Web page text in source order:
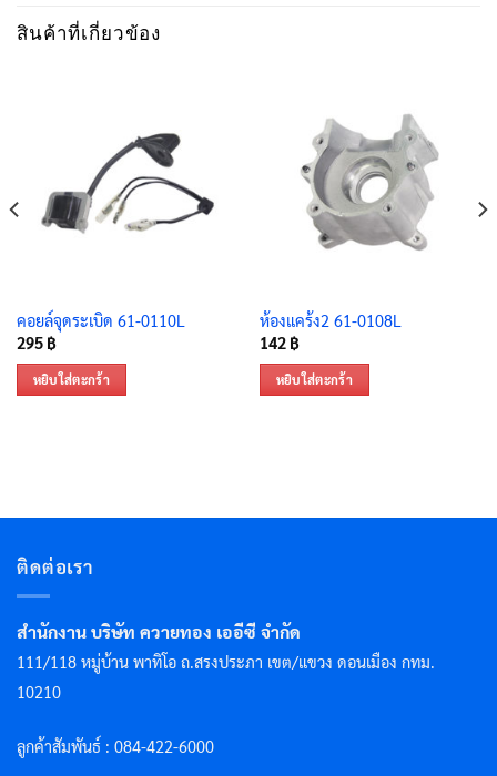
สินค้าที่เกี่ยวข้อง
คอยล์จุดระเบิด 61-0110L
295 ฿
หยิบใส่ตะกร้า
ห้องแคร้ง2 61-0108L
142 ฿
หยิบใส่ตะกร้า
ติดต่อเรา
สำนักงาน บริษัท ควายทอง เออีซี จำกัด
111/118 หมู่บ้าน พาทิโอ ถ.สรงประภา เขต/แขวง ดอนเมือง กทม.
10210
ลูกค้าสัมพันธ์ : 084-422-6000